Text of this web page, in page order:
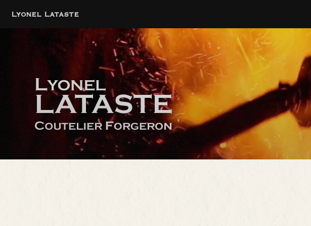
Lyonel Lataste